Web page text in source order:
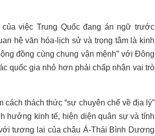
việc Trung Quốc đang án ngữ trước
hệ văn hóa-lịch sử và trọng tâm là kinh
đồng cùng chung vận mệnh” với Đông
quốc gia nhỏ hơn phải chấp nhận vai trò
thách thức “sự chuyên chế về địa lý”
hưởng kinh tế, hiện diện quân sự và tính
tương lai của châu Á-Thái Bình Dương